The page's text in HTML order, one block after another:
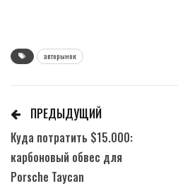
авторынок
ПРЕДЫДУЩИЙ
Куда потратить $15.000:
карбоновый обвес для
Porsche Taycan